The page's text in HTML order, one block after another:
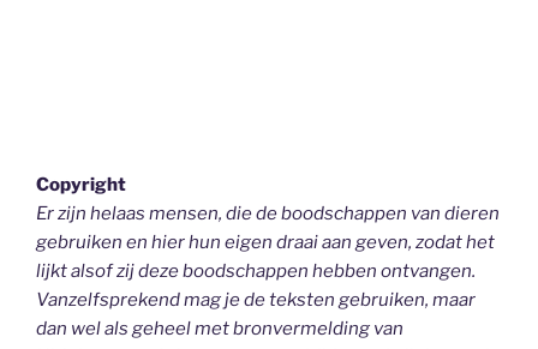
Copyright
Er zijn helaas mensen, die de boodschappen van dieren
gebruiken en hier hun eigen draai aan geven, zodat het
lijkt alsof zij deze boodschappen hebben ontvangen.
Vanzelfsprekend mag je de teksten gebruiken, maar
dan wel als geheelmet bronvermelding van